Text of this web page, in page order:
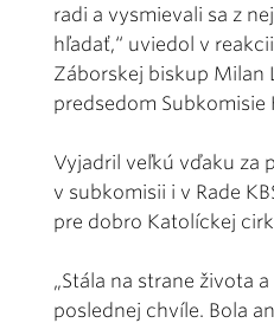
radi a vysmievali sa z
hľadať,“ uviedol v
Záborskej biskup Milan
predsedom Subkomisie
Vyjadril veľkú vďaku za
v subkomisii i v Rade
pre dobro Katolíckej
„Stála na strane života
poslednej chvíle. Bola